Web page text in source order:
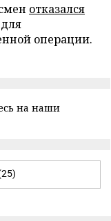
отказался
операции.
на наши